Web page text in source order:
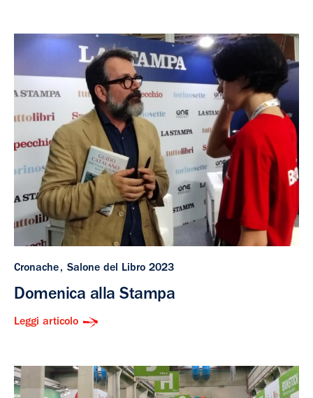
Cronache Salone del Libro 2023
Domenica alla Stampa
Leggi articolo